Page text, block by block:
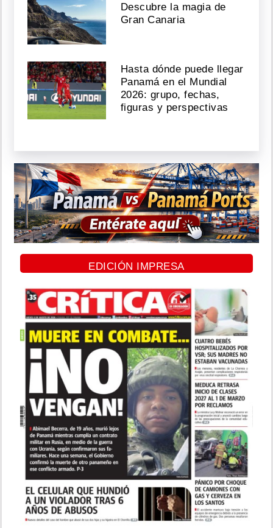
Descubre la magia de
Gran Canaria
Hasta dónde puede llegar
Panamá en el Mundial
2026: grupo, fechas,
figuras y perspectivas
EDICIÓN IMPRESA